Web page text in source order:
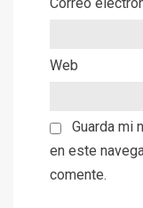
Correo
Web
Guarda mi
en este
comente.